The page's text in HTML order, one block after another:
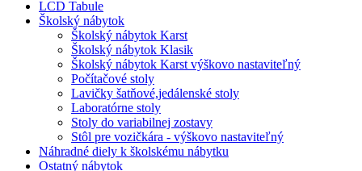
LCD Tabule
Školský nábytok
Školský nábytok Karst
Školský nábytok Klasik
Školský nábytok Karst výškovo nastaviteľný
Počítačové stoly
Lavičky šatňové,jedálenské stoly
Laboratórne stoly
Stoly do variabilnej zostavy
Stôl pre vozičkára - výškovo nastaviteľný
Náhradné diely k školskému nábytku
Ostatný nábytok